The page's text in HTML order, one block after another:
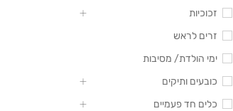
זכוכיות
זרים לראש
ימי הולדת/ מסיבות
כובעים ותיקים
כלים חד פעמיים